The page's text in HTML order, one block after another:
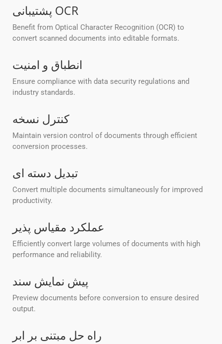
پشتیبانی OCR
Benefit from Optical Character Recognition (OCR) to
convert scanned documents into editable formats.
انطباق و امنیت
Ensure compliance with data security regulations and
industry standards.
کنترل نسخه
Maintain version control of documents through efficient
conversion processes.
تبدیل دسته ای
Convert multiple documents simultaneously for improved
productivity.
عملکرد مقیاس پذیر
Efficiently convert large volumes of documents with high
performance and reliability.
پیش نمایش سند
Preview documents before conversion to ensure desired
output.
راه حل مبتنی بر ابر